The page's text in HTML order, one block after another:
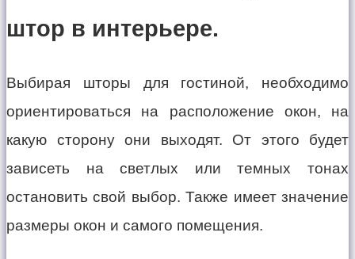
штор в интерьере.
Выбирая шторы для гостиной, необходимо
ориентироваться на расположение окон, на
какую сторону они выходят. От этого будет
зависеть на светлых или темных тонах
остановить свой выбор. Также имеет значение
размеры окон и самого помещения.